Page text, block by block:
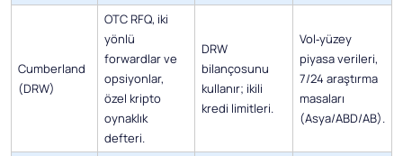
Cumberland
(DRW)
OTC RFQ, iki
yönlü
forwardlar ve
opsiyonlar,
özel kripto
oynaklık
defteri.
DRW
bilançosunu
kullanır; ikili
kredi limitleri.
Vol‑yüzey
piyasa verileri,
7/24 araştırma
masaları
(Asya/ABD/AB).